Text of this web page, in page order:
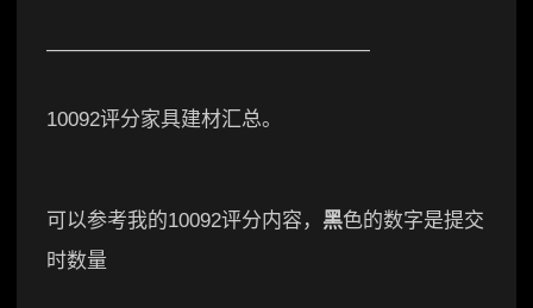
————————————————
10092评分家具建材汇总。
可以参考我的10092评分内容， 黑色的数字是提交
时数量